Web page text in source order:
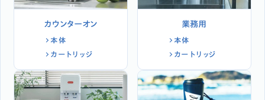
カウンターオン
本体
カートリッジ
業務用
本体
カートリッジ